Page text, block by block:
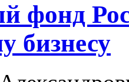
фонд
бизнесу